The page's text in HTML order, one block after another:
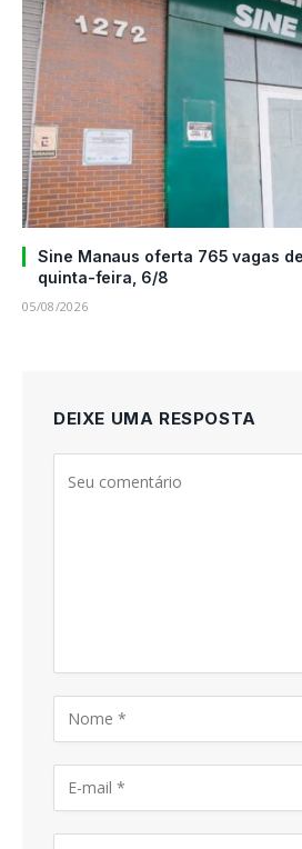
Sine Manaus oferta 765 vagas
quinta-feira, 6/8
05/08/2026
DEIXE UMA RESPOSTA